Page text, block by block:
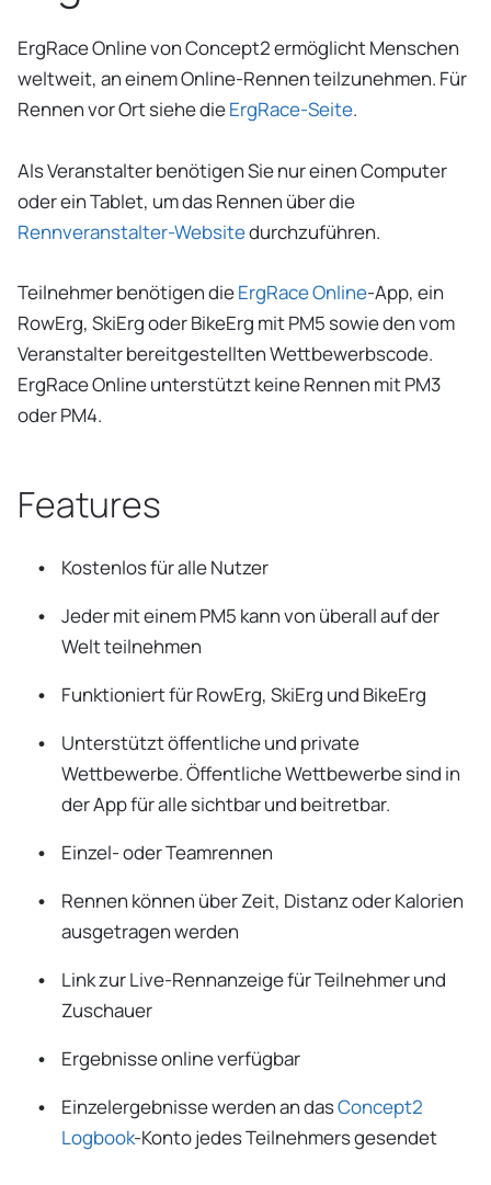
ErgRace Online von Concept2 ermöglicht Menschen
weltweit, an einem Online-Rennen teilzunehmen. Für
Rennen vor Ort siehe dieErgRace-Seite.
Als Veranstalter benötigen Sie nur einen Computer
oder ein Tablet, um das Rennen über die
Rennveranstalter-Websitedurchzuführen.
Teilnehmer benötigen dieErgRace Online-App, ein
RowErg, SkiErg oder BikeErg mit PM5 sowie den vom
Veranstalter bereitgestellten Wettbewerbscode.
ErgRace Online unterstützt keine Rennen mit PM3
oder PM4.
Features
Kostenlos für alle Nutzer
Jeder mit einem PM5 kann von überall auf der
Welt teilnehmen
Funktioniert für RowErg, SkiErg und BikeErg
Unterstützt öffentliche und private
Wettbewerbe. Öffentliche Wettbewerbe sind in
der App für alle sichtbar und beitretbar.
Einzel- oder Teamrennen
Rennen können über Zeit, Distanz oder Kalorien
ausgetragen werden
Link zur Live-Rennanzeige für Teilnehmer und
Zuschauer
Ergebnisse online verfügbar
Einzelergebnisse werden an dasConcept2
Logbook-Konto jedes Teilnehmers gesendet